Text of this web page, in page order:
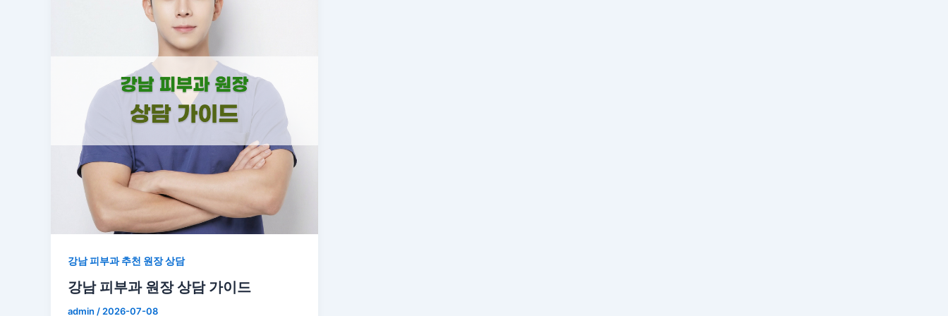
강남 피부과 추천 원장 상담
강남 피부과 원장 상담 가이드
admin /2026-07-08